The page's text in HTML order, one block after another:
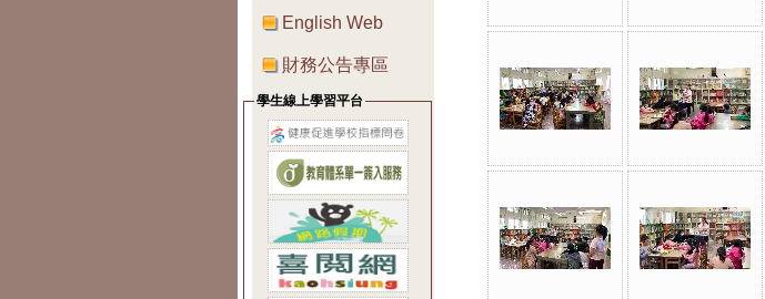
English Web
財務公告專區
學生線上學習平台